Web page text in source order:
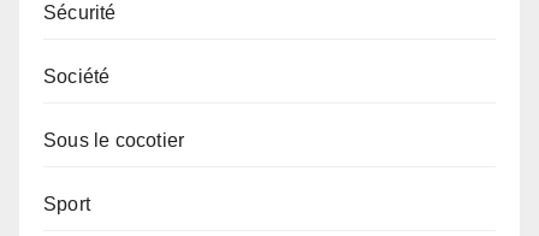
Sécurité
Société
Sous le cocotier
Sport